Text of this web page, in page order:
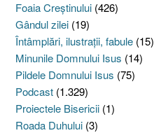
Foaia Creştinului (426)
Gândul zilei (19)
Întâmplări, ilustraţii, fabule (15)
Minunile Domnului Isus (14)
Pildele Domnului Isus (75)
Podcast (1.329)
Proiectele Bisericii (1)
Roada Duhului (3)